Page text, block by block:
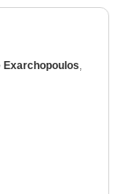
Exarchopoulos